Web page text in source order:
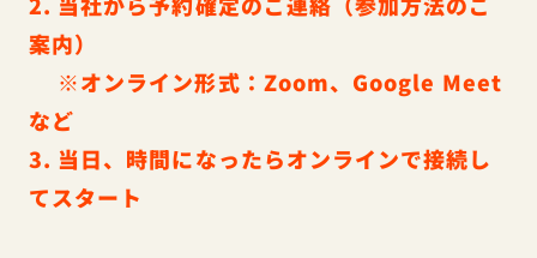
案内）
※オンライン形式：Zoom、Google Meet
など
3. 当日、時間になったらオンラインで接続し
てスタート